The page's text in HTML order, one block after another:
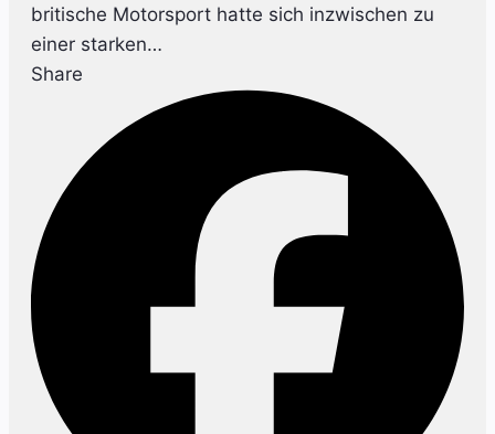
britische Motorsport hatte sich inzwischen zu
einer starken…
Share